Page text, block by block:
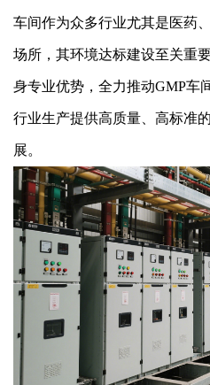
车间作为众多行业尤其是医药
场所，其环境达标建设至关重要
身专业优势，全力推动GMP车
行业生产提供高质量、高标准
展。